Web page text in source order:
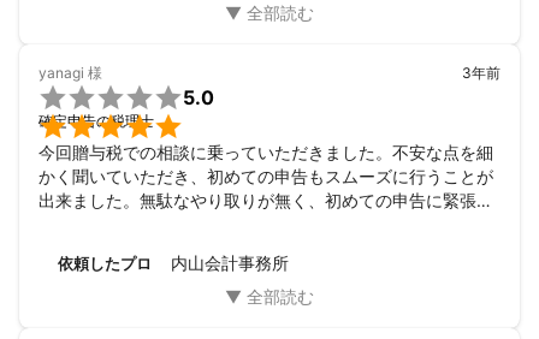
っていたのも良かったです。
yanagi 様


5.0
確定申告の税理士
3年前
今回贈与税での相談に乗っていただきました。不安な点を細
かく聞いていただき、初めての申告もスムーズに行うことが
出来ました。無駄なやり取りが無く、初めての申告に緊張し
当にありがとうございました。
依頼したプロ 内山会計事務所